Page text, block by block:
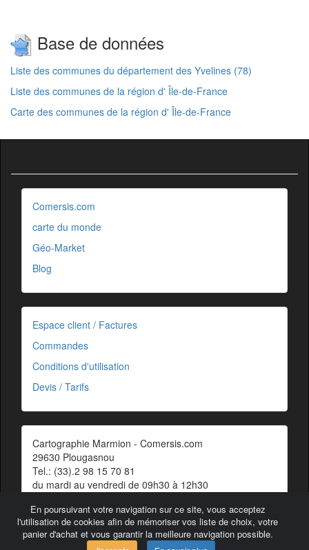
Base de données
Liste des communes du département des Yvelines (78)
Liste des communes de la région d' Île-de-France
Carte des communes de la région d' Île-de-France
En poursuivant votre navigation sur ce site, vous acceptez
l'utilisation de cookies afin de mémoriser vos liste de choix, votre
panier d'achat et vous garantir la meilleure navigation possible.
Comersis.com
carte du monde
Géo-Market
Blog
Espace client / Factures
Commandes
Conditions d'utilisation
Devis / Tarifs
Cartographie Marmion - Comersis.com
29630 Plougasnou
Tel.: (33).2 98 15 70 81
du mardi au vendredi de 09h30 à 12h30
Contact